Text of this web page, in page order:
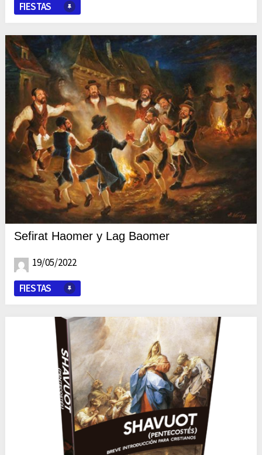
FIESTAS
Sefirat Haomer y Lag Baomer
19/05/2022
FIESTAS